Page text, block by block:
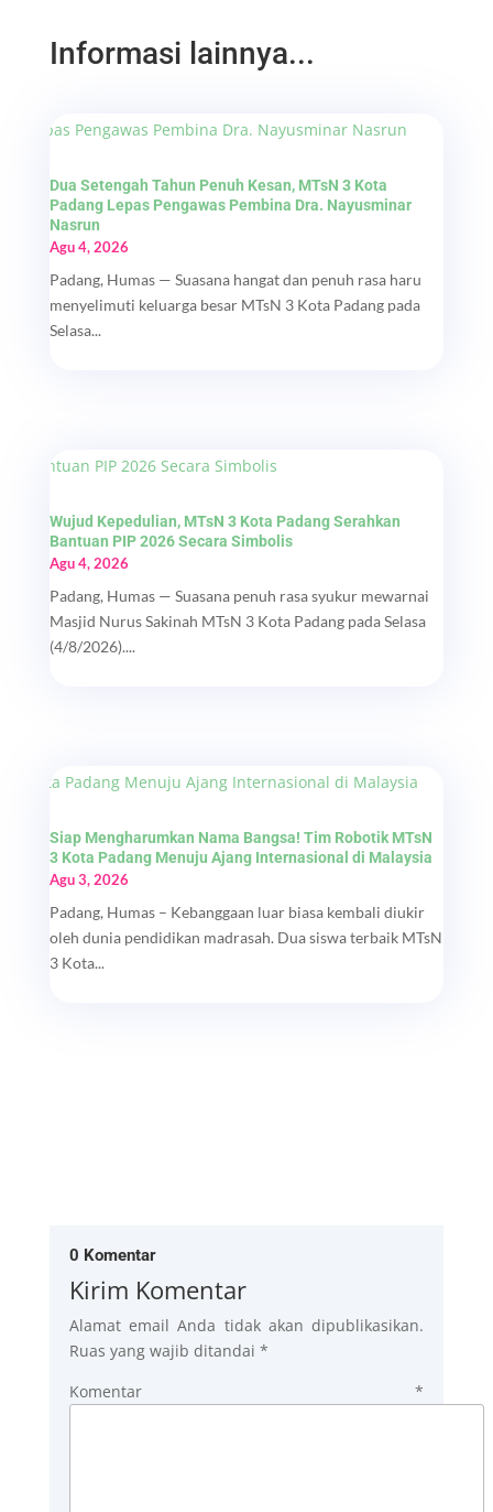
Informasi lainnya...
Dua Setengah Tahun Penuh Kesan, MTsN 3 Kota
Padang Lepas Pengawas Pembina Dra. Nayusminar
Nasrun
Agu 4, 2026
Padang, Humas — Suasana hangat dan penuh rasa haru
menyelimuti keluarga besar MTsN 3 Kota Padang pada
Selasa...
Wujud Kepedulian, MTsN 3 Kota Padang Serahkan
Bantuan PIP 2026 Secara Simbolis
Agu 4, 2026
Padang, Humas — Suasana penuh rasa syukur mewarnai
Masjid Nurus Sakinah MTsN 3 Kota Padang pada Selasa
(4/8/2026)....
Siap Mengharumkan Nama Bangsa! Tim Robotik MTsN
3 Kota Padang Menuju Ajang Internasional di Malaysia
Agu 3, 2026
Padang, Humas – Kebanggaan luar biasa kembali diukir
oleh dunia pendidikan madrasah. Dua siswa terbaik MTsN
3 Kota...
0 Komentar
Kirim Komentar
Alamat email Anda tidak akan dipublikasikan.
Ruas yang wajib ditandai *
Komentar*